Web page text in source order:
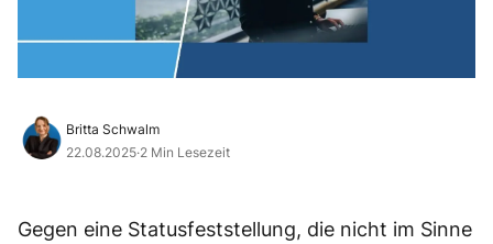
Britta Schwalm
22.08.2025·2 Min Lesezeit
Gegen eine Statusfeststellung, die nicht im Sinne